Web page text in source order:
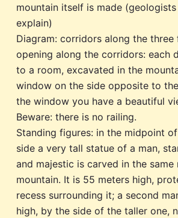
mountain itself is made
explain)
Diagram: corridors along the three
opening along the corridors: each
to a room, excavated in the
window on the side opposite to
the window you have a beautiful
Beware: there is no railing.
Standing figures: in the midpoint
side a very tall statue of a man,
and majestic is carved in the
mountain. It is 55 meters high,
recess surrounding it; a second
high, by the side of the taller one,